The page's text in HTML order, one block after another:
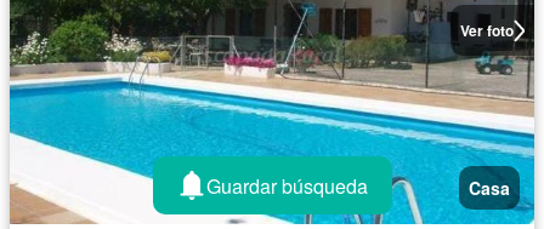
Ver foto
Casa
Guardar búsqueda